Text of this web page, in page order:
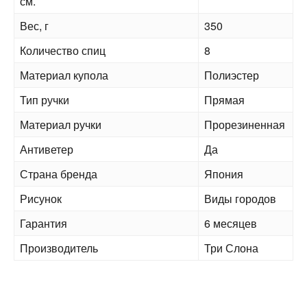
Вес, г
350
Количество спиц
8
Материал купола
Полиэстер
Тип ручки
Прямая
Материал ручки
Прорезиненная
Антиветер
Да
Страна бренда
Япония
Рисунок
Виды городов
Гарантия
6 месяцев
Производитель
Три Слона